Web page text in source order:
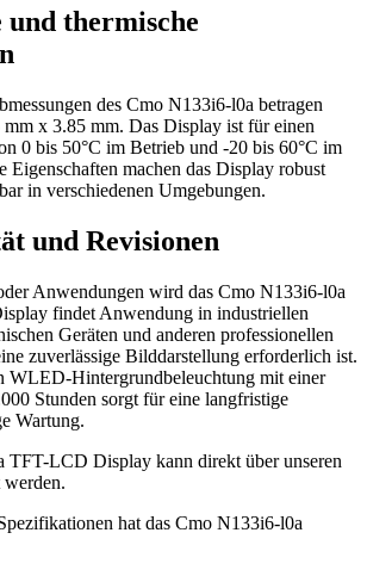
und thermische
des Cmo N133i6-l0a betragen
x 3.85 mm. Das Display ist für einen
0 bis 50°C im Betrieb und -20 bis 60°C im
Eigenschaften machen das Display robust
in verschiedenen Umgebungen.
und Revisionen
Anwendungen wird das Cmo N133i6-l0a
findet Anwendung in industriellen
Geräten und anderen professionellen
zuverlässige Bilddarstellung erforderlich ist.
WLED-Hintergrundbeleuchtung mit einer
Stunden sorgt für eine langfristige
Wartung.
TFT-LCD Display kann direkt über unseren
hat das Cmo N133i6-l0a